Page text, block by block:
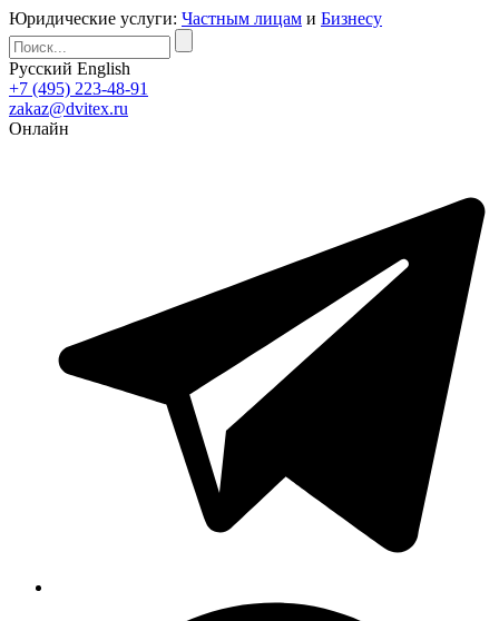
Юридические услуги: Частным лицам и Бизнесу
Русский English
+7 (495) 223-48-91
zakaz@dvitex.ru
Онлайн